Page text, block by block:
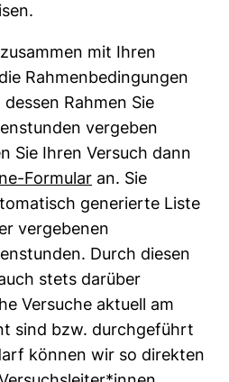
mit Ihren
Rahmenbedingungen
Rahmen Sie
vergeben
Sie Ihren Versuch dann
Formular an. Sie
generierte Liste
vergebenen
Durch diesen
stets darüber
Versuche aktuell am
sind bzw. durchgeführt
können wir so direkten